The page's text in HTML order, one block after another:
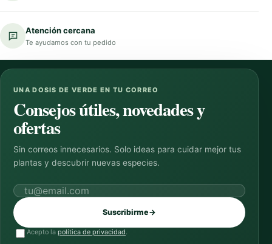
Atención cercana
Te ayudamos con tu pedido
UNA DOSIS DE VERDE EN TU CORREO
Consejos útiles, novedades y
ofertas
Sin correos innecesarios. Solo ideas para cuidar mejor tus
plantas y descubrir nuevas especies.
Correo electrónico
Suscribirme→
Acepto la política de privacidad.